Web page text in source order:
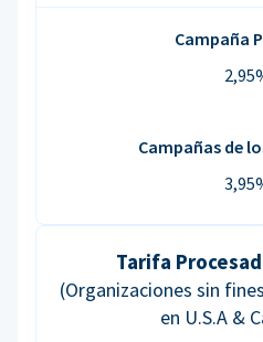
Campaña
Campañas de
Tarifa
(Organizaciones sin
en U.S.A &